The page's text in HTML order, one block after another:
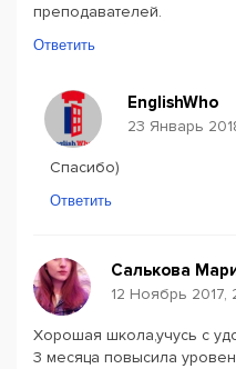
преподавателей.
Ответить
EnglishWho
23 Январь
Спасибо)
Ответить
Салькова
12 Ноябрь 2017,
Хорошая школа,учусь с
3 месяца повысила